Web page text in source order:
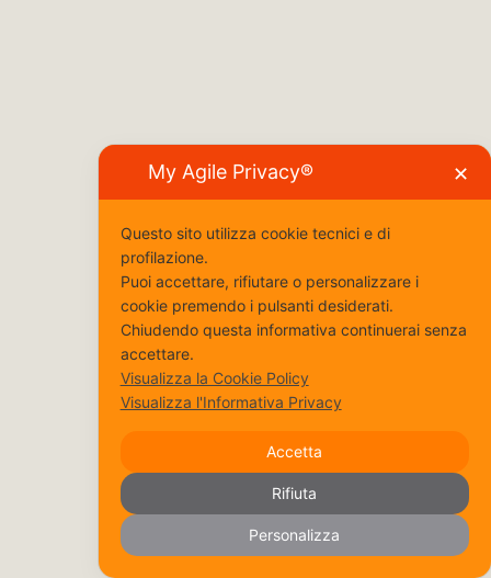
My Agile Privacy® ✕
Questo sito utilizza cookie tecnici e di
profilazione.
Puoi accettare, rifiutare o personalizzare i
cookie premendo i pulsanti desiderati.
Chiudendo questa informativa continuerai senza
accettare.
Visualizza la Cookie Policy
Visualizza l'Informativa Privacy
Accetta
Rifiuta
Personalizza